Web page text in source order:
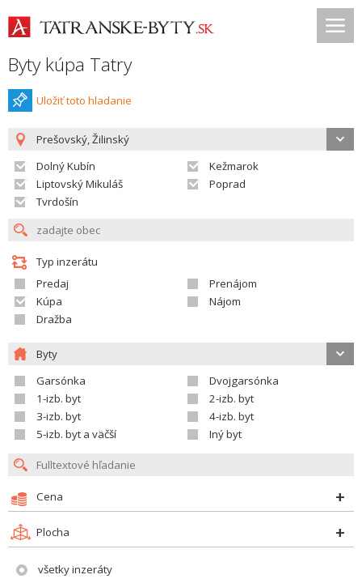
Byty kúpa Tatry
Uložiť toto hladanie
Prešovský, Žilinský
Dolný Kubín
Kežmarok
Liptovský Mikuláš
Poprad
Tvrdošín
Typ inzerátu
Predaj
Prenájom
Kúpa
Nájom
Dražba
Byty
Garsónka
Dvojgarsónka
1-izb. byt
2-izb. byt
3-izb. byt
4-izb. byt
5-izb. byt a väčší
Iný byt
Cena
Plocha
všetky inzeráty